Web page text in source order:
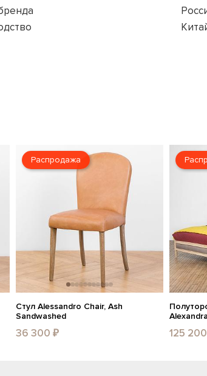
Распродажа
Стул Alessandro Chair, Ash
Sandwashed
36 300 ₽ 125